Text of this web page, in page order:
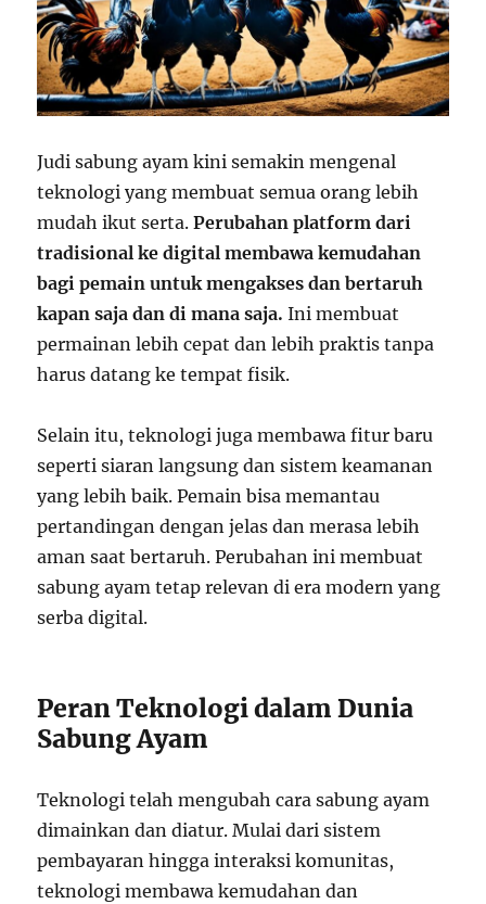
Judi sabung ayam kini semakin mengenal
teknologi yang membuat semua orang lebih
mudah ikut serta.Perubahan platform dari
tradisional ke digital membawa kemudahan
bagi pemain untuk mengakses dan bertaruh
kapan saja dan di mana saja. Ini membuat
permainan lebih cepat dan lebih praktis tanpa
harus datang ke tempat fisik.
Selain itu, teknologi juga membawa fitur baru
seperti siaran langsung dan sistem keamanan
yang lebih baik. Pemain bisa memantau
pertandingan dengan jelas dan merasa lebih
aman saat bertaruh. Perubahan ini membuat
sabung ayam tetap relevan di era modern yang
serba digital.
Peran Teknologi dalam Dunia
Sabung Ayam
Teknologi telah mengubah cara sabung ayam
dimainkan dan diatur. Mulai dari sistem
pembayaran hingga interaksi komunitas,
teknologi membawa kemudahan dan